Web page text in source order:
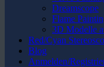
Dreamscope
Flame
3D Modelle
Red/Cyan
Blog
Anmelden/